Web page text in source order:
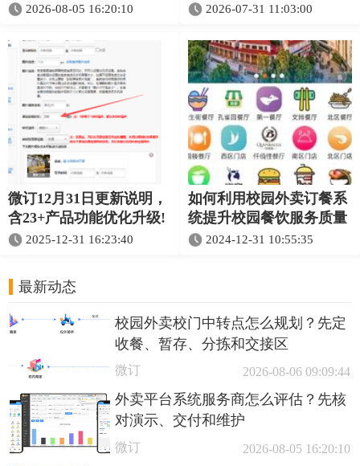
和维护
2026-08-05 16:20:10 系 2026-07-31 11:03:00
微订12月31日更新说明，
含23+产品功能优化升级!
2025-12-31 16:23:40
如何利用校园外卖订餐系
统提升校园餐饮服务质量
2024-12-31 10:55:35
最新动态
校园外卖校门中转点怎么规划？先定
收餐、暂存、分拣和交接区
微订 2026-08-06 09:09:44
外卖平台系统服务商怎么评估？先核
对演示、交付和维护
微订 2026-08-05 16:20:10